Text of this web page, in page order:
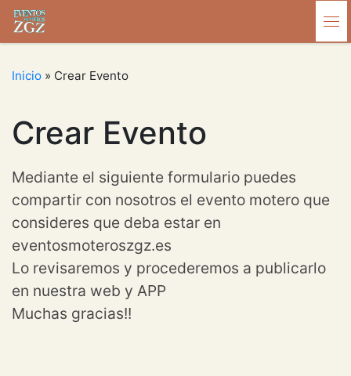
Saltar al contenido
Inicio » Crear Evento
Crear Evento
Mediante el siguiente formulario puedes
compartir con nosotros el evento motero que
consideres que deba estar en
eventosmoteroszgz.es
Lo revisaremos y procederemos a publicarlo
en nuestra web y APP
Muchas gracias!!